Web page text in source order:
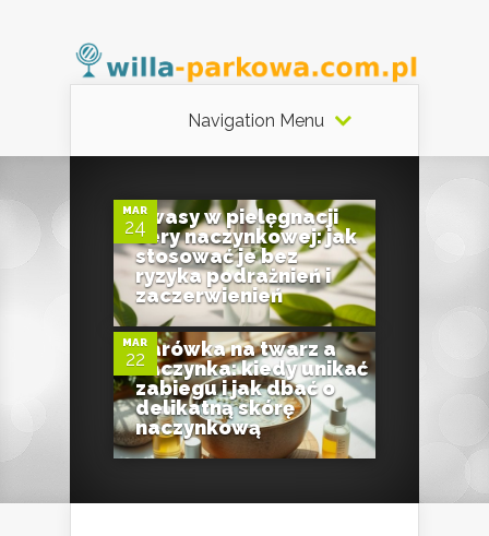
Navigation Menu
MAR
24Kwasy w pielęgnacji
cery naczynkowej: jak
stosować je bez
ryzyka podrażnień i
zaczerwienień
MAR
22
0
Parówka na twarz a
naczynka: kiedy unikać
zabiegu i jak dbać o
delikatną skórę
naczynkową